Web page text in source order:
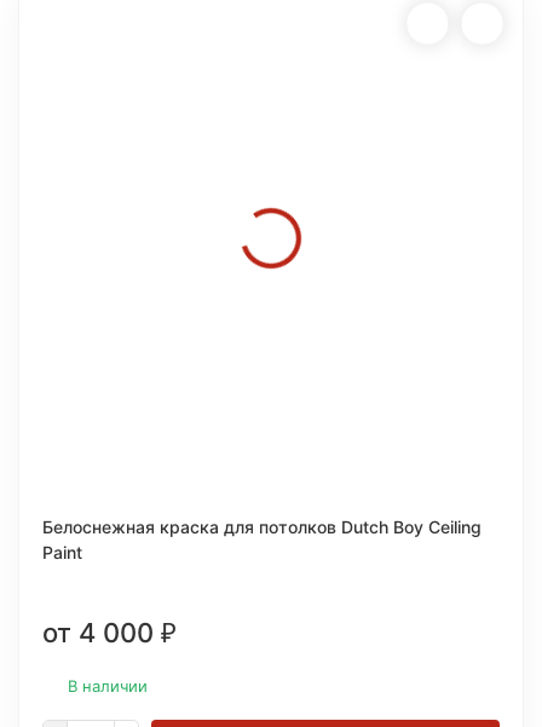
Белоснежная краска для потолков Dutch Boy Ceiling
Paint
от 4 000 ₽
В наличии